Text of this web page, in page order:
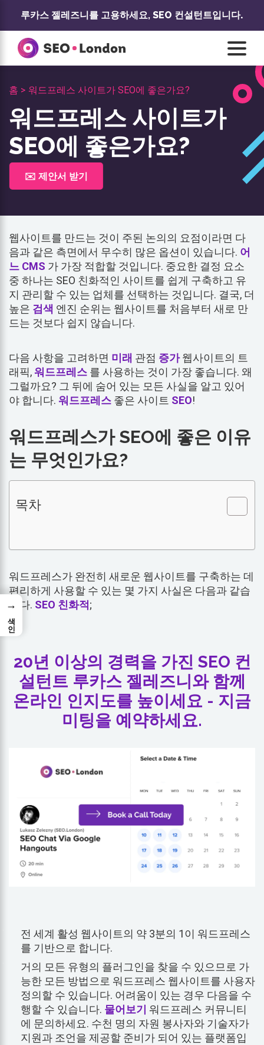
츠
건
뛰
루카스 젤레즈니를 고용하세요, SEO 컨설턴트입니다.
홈 > 워드프레스 사이트가 SEO에 좋은가요?
워드프레스 사이트가
SEO에 좋은가요?
✉️ 제안서 받기
웹사이트를 만드는 것이 주된 논의의 요점이라면 다
음과 같은 측면에서 무수히 많은 옵션이 있습니다. 어
느 CMS 가 가장 적합할 것입니다. 중요한 결정 요소
중 하나는 SEO 친화적인 사이트를 쉽게 구축하고 유
지 관리할 수 있는 업체를 선택하는 것입니다. 결국, 더
높은 검색 엔진 순위는 웹사이트를 처음부터 새로 만
드는 것보다 쉽지 않습니다.
다음 사항을 고려하면 미래 관점 증가웹사이트의 트
래픽, 워드프레스 를 사용하는 것이 가장 좋습니다. 왜
그럴까요? 그 뒤에 숨어 있는 모든 사실을 알고 있어
야 합니다. 워드프레스 좋은 사이트 SEO!
워드프레스가 SEO에 좋은 이유
는 무엇인가요?
목차
워드프레스가 완전히 새로운 웹사이트를 구축하는 데
편리하게 사용할 수 있는 몇 가지 사실은 다음과 같습
니다. SEO 친화적 ;
20년 이상의 경력을 가진 SEO 컨
설턴트 루카스 젤레즈니와 함께
온라인 인지도를 높이세요 - 지금
미팅을 예약하세요.
전 세계 활성 웹사이트의 약 3분의 1이 워드프레스
를 기반으로 합니다.
거의 모든 유형의 플러그인을 찾을 수 있으므로 가
능한 모든 방법으로 워드프레스 웹사이트를 사용자
정의할 수 있습니다. 어려움이 있는 경우 다음을 수
행할 수 있습니다. 물어보기 워드프레스 커뮤니티
에 문의하세요. 수천 명의 자원 봉사자와 기술자가
지원과 조언을 제공할 준비가 되어 있는 플랫폼입
→
색인